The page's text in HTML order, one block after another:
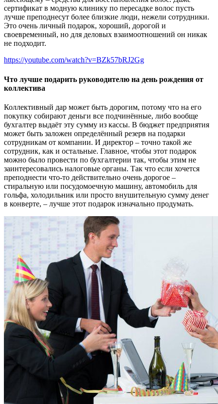
сертификат в модную клинику по пересадке волос пусть
лучше преподнесут более близкие люди, нежели сотрудники.
Это очень личный подарок, хороший, дорогой и
своевременный, но для деловых взаимоотношений он никак
не подходит.
https://youtube.com/watch?v=BZk57bRJ2Gg
Что лучше подарить руководителю на день рождения от
коллектива
Коллективный дар может быть дорогим, потому что на его
покупку собирают деньги все подчинённые, либо вообще
бухгалтер выдаёт эту сумму из кассы. В бюджет предприятия
может быть заложен определённый резерв на подарки
сотрудникам от компании. И директор – точно такой же
сотрудник, как и остальные. Главное, чтобы этот подарок
можно было провести по бухгалтерии так, чтобы этим не
заинтересовались налоговые органы. Так что если хочется
преподнести что-то действительно очень дорогое –
стиральную или посудомоечную машину, автомобиль для
гольфа, холодильник или просто внушительную сумму денег
в конверте, – лучше этот подарок изначально продумать.